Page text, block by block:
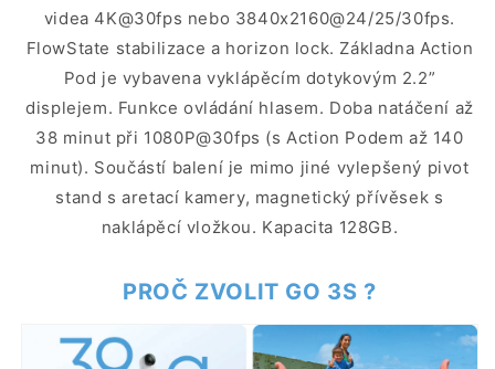
videa 4K@30fps nebo 3840x2160@24/25/30fps.
FlowState stabilizace a horizon lock. Základna Action
Pod je vybavena vyklápěcím dotykovým 2.2”
displejem. Funkce ovládání hlasem. Doba natáčení až
38 minut při 1080P@30fps (s Action Podem až 140
minut). Součástí balení je mimo jiné vylepšený pivot
stand s aretací kamery, magnetický přívěsek s
naklápěcí vložkou. Kapacita 128GB.
PROČ ZVOLIT GO 3S ?